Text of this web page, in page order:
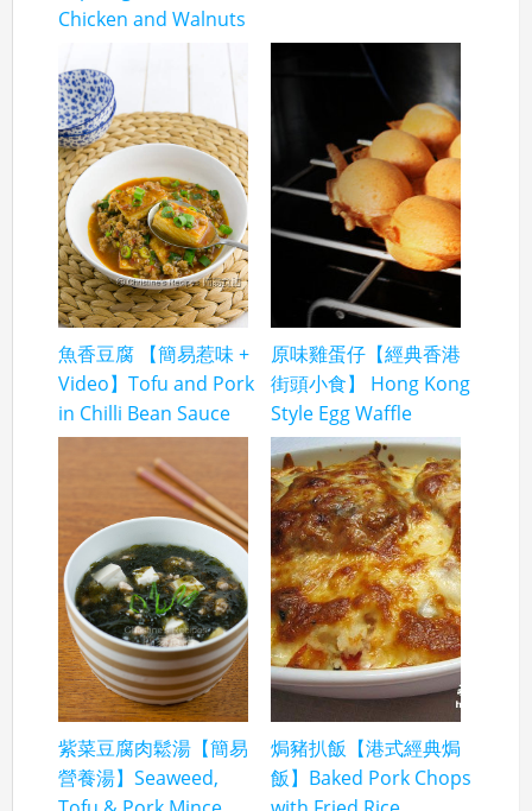
Chicken and Walnuts
魚香豆腐 【簡易惹味 +
Video】Tofu and Pork
in Chilli Bean Sauce
原味雞蛋仔【經典香港
街頭小食】 Hong Kong
Style Egg Waffle
紫菜豆腐肉鬆湯【簡易
營養湯】Seaweed,
焗豬扒飯【港式經典焗
飯】Baked Pork Chops